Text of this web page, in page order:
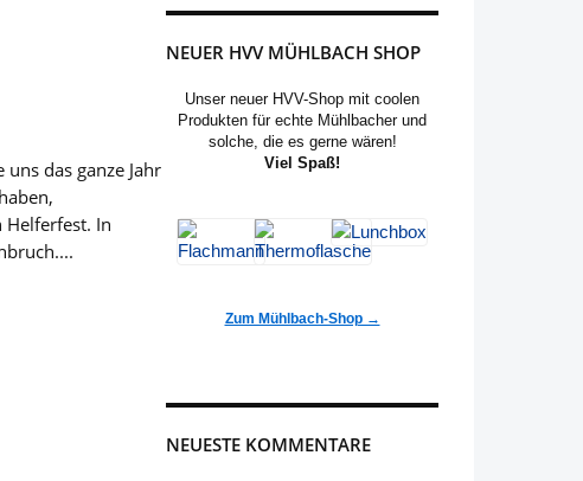
das ganze Jahr
Helferfest. In
NEUER HVV MÜHLBACH SHOP
Unser neuer HVV-Shop mit coolen
Produkten für echte Mühlbacher und
solche, die es gerne wären!
Viel Spaß!
Zum Mühlbach-Shop →
NEUESTE KOMMENTARE